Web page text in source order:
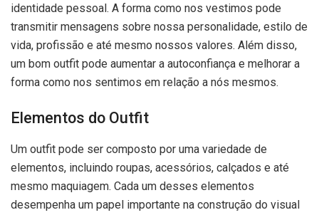
identidade pessoal. A forma como nos vestimos pode
transmitir mensagens sobre nossa personalidade, estilo de
vida, profissão e até mesmo nossos valores. Além disso,
um bom outfit pode aumentar a autoconfiança e melhorar a
forma como nos sentimos em relação a nós mesmos.
Elementos do Outfit
Um outfit pode ser composto por uma variedade de
elementos, incluindo roupas, acessórios, calçados e até
mesmo maquiagem. Cada um desses elementos
desempenha um papel importante na construção do visual